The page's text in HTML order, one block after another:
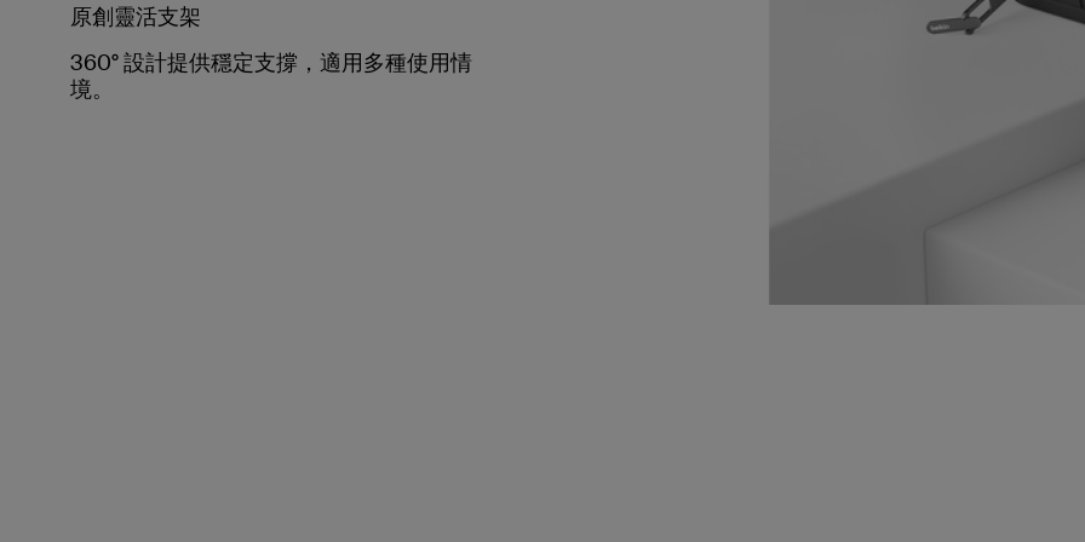
原創靈活支架
360° 設計提供穩定支撐，適用多種使用情
境。